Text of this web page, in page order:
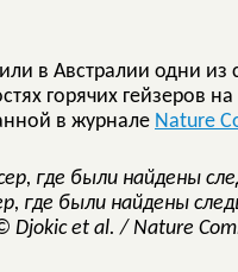
в Австралии одни
горячих гейзеров
в журнале Nature
где были найдены
Djokic et al. / Nature